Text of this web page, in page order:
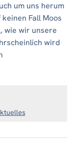
um uns herum
Fall Moos
wie wir unsere
wird